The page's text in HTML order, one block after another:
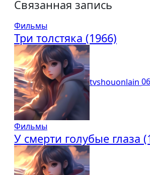
Связанная запись
Фильмы
Три толстяка (1966)
tvshouonlain
Фильмы
У смерти голубые глаза